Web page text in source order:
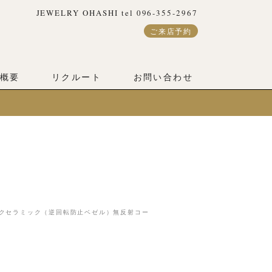
JEWELRY OHASHI tel 096-355-2967
ご来店予約
要 リクルート お問い合わせ
ラミック（逆回転防止ベゼル）無反射コー